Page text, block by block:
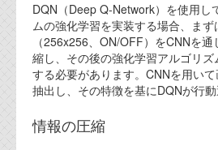
DQN（Deep Q-Network）を使用し
ムの強化学習を実装する場合、まず
（256x256、ON/OFF）をCNNを
縮し、その後の強化学習アルゴリ
する必要があります。CNNを用い
抽出し、その特徴を基にDQNが行動
情報の圧縮